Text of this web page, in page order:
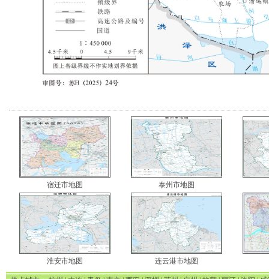
宿迁市地图 泰州市地图
淮安市地图 连云港市地图